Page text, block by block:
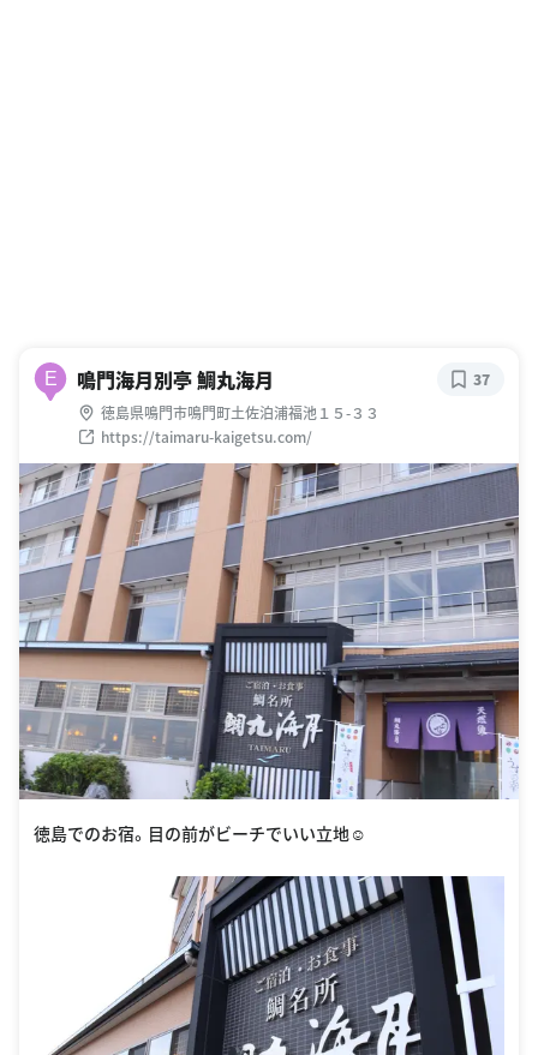
E 鳴門海月別亭 鯛丸海月
徳島県鳴門市鳴門町土佐泊浦福池１５-３３
https://taimaru-kaigetsu.com/
37
徳島でのお宿。目の前がビーチでいい立地☺︎